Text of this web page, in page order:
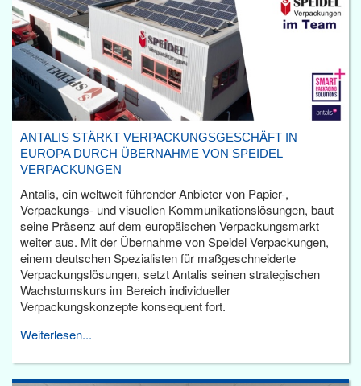
ANTALIS STÄRKT VERPACKUNGSGESCHÄFT IN
EUROPA DURCH ÜBERNAHME VON SPEIDEL
VERPACKUNGEN
Antalis, ein weltweit führender Anbieter von Papier-,
Verpackungs- und visuellen Kommunikationslösungen, baut
seine Präsenz auf dem europäischen Verpackungsmarkt
weiter aus. Mit der Übernahme von Speidel Verpackungen,
einem deutschen Spezialisten für maßgeschneiderte
Verpackungslösungen, setzt Antalis seinen strategischen
Wachstumskurs im Bereich individueller
Verpackungskonzepte konsequent fort.
Weiterlesen...